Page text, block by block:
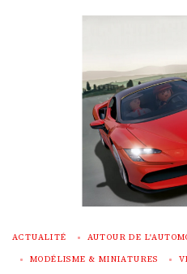
ACTUALITÉ AUTOUR DE
MODÉLISME & MINIATURES